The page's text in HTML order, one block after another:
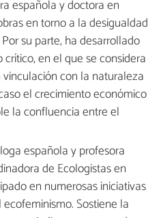
española y doctora en
en torno a la desigualdad
su parte, ha desarrollado
en el que se considera
con la naturaleza
el crecimiento económico
la confluencia entre el
española y profesora
de Ecologistas en
en numerosas iniciativas
Sostiene la